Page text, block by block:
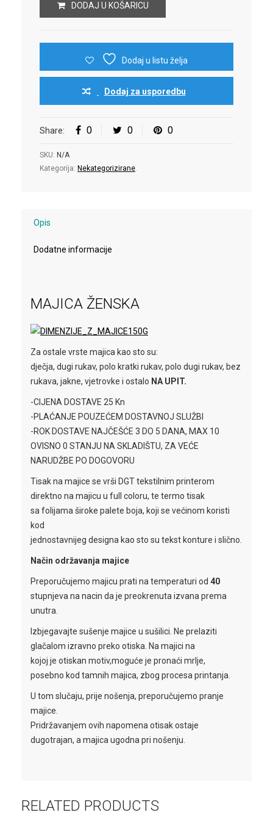
DODAJ U KOŠARICU
Dodaj u listu želja
Dodaj za usporedbu
Share: 0 0 0
SKU: N/A
Kategorija: Nekategorizirane.
Opis
Dodatne informacije
MAJICA ŽENSKA
Za ostale vrste majica kao sto su:
dječja, dugi rukav, polo kratki rukav, polo dugi rukav, bez
rukava, jakne, vjetrovke i ostalo NA UPIT.
-CIJENA DOSTAVE 25 Kn
-PLAĆANJE POUZEĆEM DOSTAVNOJ SLUŽBI
-ROK DOSTAVE NAJČEŠĆE 3 DO 5 DANA, MAX 10
OVISNO 0 STANJU NA SKLADIŠTU, ZA VEĆE
NARUDŽBE PO DOGOVORU
Tisak na majice se vrši DGT tekstilnim printerom
direktno na majicu u full coloru, te termo tisak
sa folijama široke palete boja, koji se većinom koristi
kod
jednostavnijeg designa kao sto su tekst konture i slično.
Način održavanja majice
Preporučujemo majicu prati na temperaturi od 40
stupnjeva na nacin da je preokrenuta izvana prema
unutra.
Izbjegavajte sušenje majice u sušilici. Ne prelaziti
glačalom izravno preko otiska. Na majici na
kojoj je otiskan motiv,moguće je pronaći mrlje,
posebno kod tamnih majica, zbog procesa printanja.
U tom slučaju, prije nošenja, preporučujemo pranje
majice.
Pridržavanjem ovih napomena otisak ostaje
dugotrajan, a majica ugodna pri nošenju.
RELATED PRODUCTS